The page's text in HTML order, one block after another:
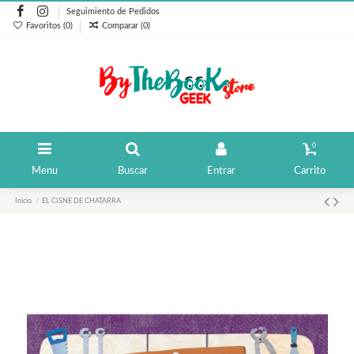
Seguimiento de Pedidos
Favoritos (0) Comparar (0)
Menu Buscar Entrar
0
Carrito
Inicio EL CISNE DE CHATARRA